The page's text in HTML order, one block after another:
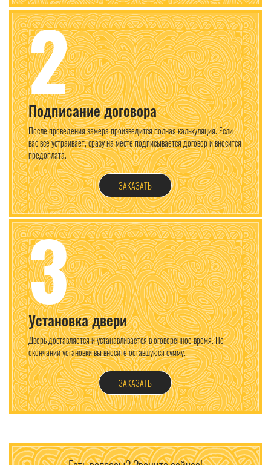
2
Подписание договора
После проведения замера произведится полная калькуляция. Если
вас все устраивает, сразу на месте подписывается договор и вносится
предоплата.
ЗАКАЗАТЬ
3
Установка двери
Дверь доставляется и устанавливается в оговоренное время. По
окончании установки вы вносите оставшуюся сумму.
ЗАКАЗАТЬ